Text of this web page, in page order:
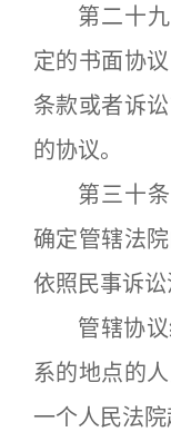
第二十
定的书面协
条款或者诉
的协议。
第三十
确定管辖法
依照民事诉讼
管辖协
系的地点的
一个人民法院